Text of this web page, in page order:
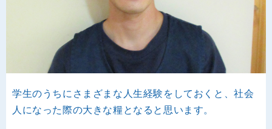
学生のうちにさまざまな人生経験をしておくと、社会
人になった際の大きな糧となると思います。